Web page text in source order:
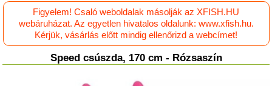
Figyelem! Csaló weboldalak másolják az XFISH.HU
webáruházat. Az egyetlen hivatalos oldalunk: www.xfish.hu.
Kérjük, vásárlás előtt mindig ellenőrizd a webcímet!
Speed csúszda, 170 cm - Rózsaszín